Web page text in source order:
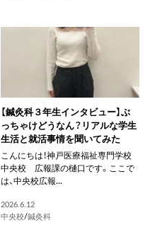
【鍼灸科３年生インタビュー】ぶ
っちゃけどうなん？リアルな学生
生活と就活事情を聞いてみた
こんにちは！神戸医療福祉専門学校
中央校 広報課の樋口です。ここで
は、中央校広報...
2026.6.12
中央校/鍼灸科